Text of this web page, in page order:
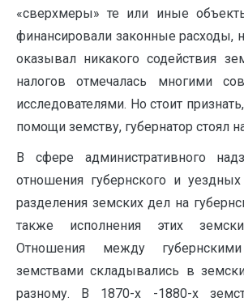
«сверхмеры» те или иные
финансировали законные расходы,
оказывал никакого содействия
налогов отмечалась многими
исследователями. Но стоит
помощи земству, губернатор стоял
В сфере административного
отношения губернского и
разделения земских дел на
также исполнения этих
Отношения между
земствами складывались в
разному. В 1870-х -1880-х